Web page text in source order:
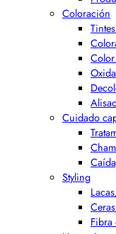
Coloración
Cuidado
Styling
Fibra